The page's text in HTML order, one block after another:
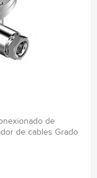
de
de cables Grado